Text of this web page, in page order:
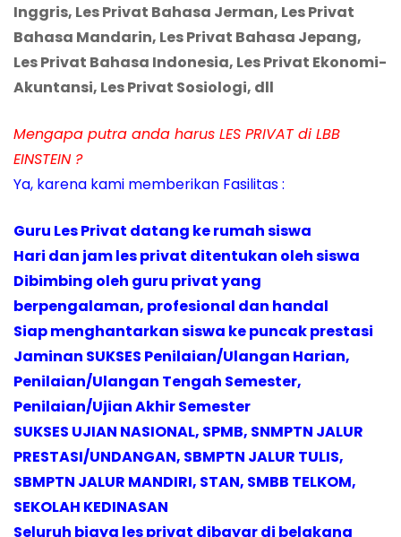
Inggris, Les Privat Bahasa Jerman, Les Privat
Bahasa Mandarin, Les Privat Bahasa Jepang,
Les Privat Bahasa Indonesia, Les Privat Ekonomi-
Akuntansi, Les Privat Sosiologi, dll
Mengapa putra anda harus LES PRIVAT di LBB
EINSTEIN ?
Ya, karena kami memberikan Fasilitas :
Guru Les Privat datang ke rumah siswa
Hari dan jam les privat ditentukan oleh siswa
Dibimbing oleh guru privat yang
berpengalaman, profesional dan handal
Siap menghantarkan siswa ke puncak prestasi
Jaminan SUKSES Penilaian/Ulangan Harian,
Penilaian/Ulangan Tengah Semester,
Penilaian/Ujian Akhir Semester
SUKSES UJIAN NASIONAL, SPMB, SNMPTN JALUR
PRESTASI/UNDANGAN, SBMPTN JALUR TULIS,
SBMPTN JALUR MANDIRI, STAN, SMBB TELKOM,
SEKOLAH KEDINASAN
Seluruh biaya les privat dibayar di belakang